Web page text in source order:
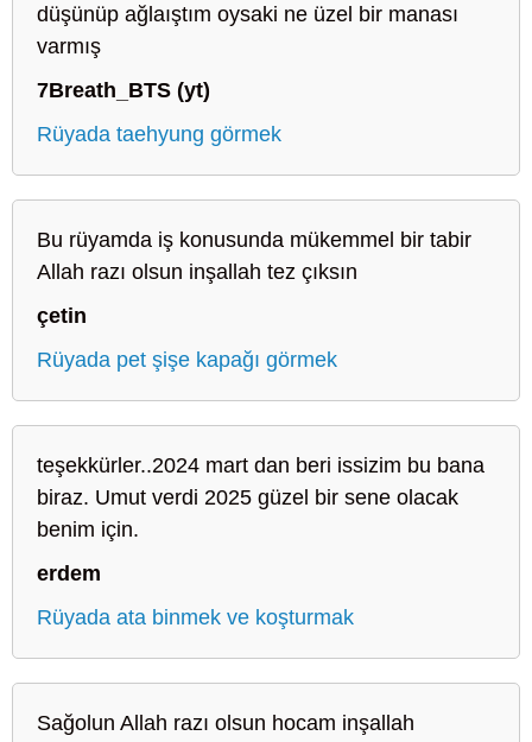
düşünüp ağlaıştım oysaki ne üzel bir manası
varmış
7Breath_BTS (yt)
Rüyada taehyung görmek
Bu rüyamda iş konusunda mükemmel bir tabir
Allah razı olsun inşallah tez çıksın
çetin
Rüyada pet şişe kapağı görmek
teşekkürler..2024 mart dan beri issizim bu bana
biraz. Umut verdi 2025 güzel bir sene olacak
benim için.
erdem
Rüyada ata binmek ve koşturmak
Sağolun Allah razı olsun hocam inşallah